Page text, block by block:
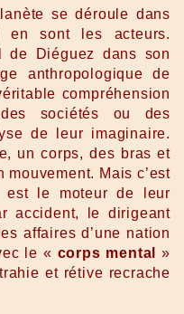
se déroule dans
en sont les acteurs.
de Diéguez dans son
anthropologique de
compréhension
sociétés ou des
de leur imaginaire.
un corps, des bras et
Mais c’est
le moteur de leur
accident, le dirigeant
affaires d’une nation
le « corps mental
»
et rétive recrache